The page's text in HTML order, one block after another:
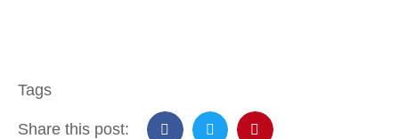
Tags
Share this post: